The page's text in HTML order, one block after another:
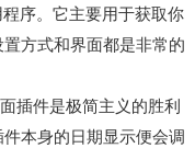
序。它主要用于获取你
方式和界面都是非常的
本身的日期显示便会调